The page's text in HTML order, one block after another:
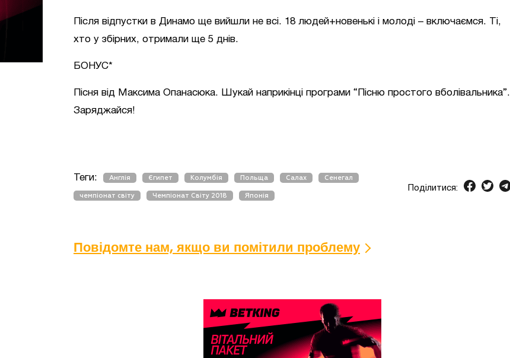
Після відпустки в Динамо ще вийшли не всі. 18 людей+новенькі і молоді – включаємся. Ті,
хто у збірних, отримали ще 5 днів.
БОНУС*
Пісня від Максима Опанасюка. Шукай наприкінці програми “Пісню простого вболівальника”.
Заряджайся!
Теги: Англія Єгипет Колумбія Польща Салах Сенегал
чемпіонат світу Чемпіонат Світу 2018 Японія
Поділитися:
Повідомте нам, якщо ви помітили проблему